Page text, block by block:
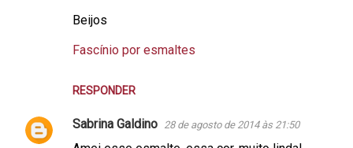
Beijos
Fascínio por esmaltes
RESPONDER
Sabrina Galdino 28 de agosto de 2014 às 21:50